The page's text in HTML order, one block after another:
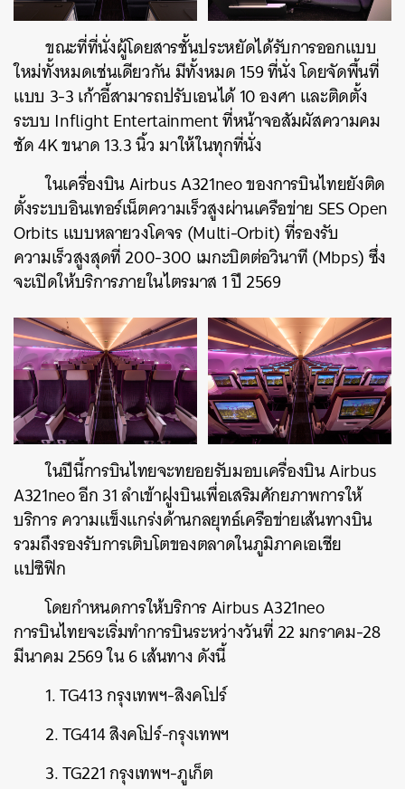
ขณะที่ที่นั่งผู้โดยสารชั้นประหยัดได้รับการออกแบบ
ใหม่ทั้งหมดเช่นเดียวกัน มีทั้งหมด 159 ที่นั่ง โดยจัดพื้นที่
แบบ 3-3 เก้าอี้สามารถปรับเอนได้ 10 องศา และติดตั้ง
ระบบ Inflight Entertainment ที่หน้าจอสัมผัสความคม
ชัด 4K ขนาด 13.3 นิ้ว มาให้ในทุกที่นั่ง
ในเครื่องบิน Airbus A321neo ของการบินไทยยังติด
ตั้งระบบอินเทอร์เน็ตความเร็วสูงผ่านเครือข่าย SES Open
Orbits แบบหลายวงโคจร (Multi-Orbit) ที่รองรับ
ความเร็วสูงสุดที่ 200-300 เมกะบิตต่อวินาที (Mbps) ซึ่ง
จะเปิดให้บริการภายในไตรมาส 1 ปี 2569
ในปีนี้การบินไทยจะทยอยรับมอบเครื่องบิน Airbus
A321neo อีก 31 ลำเข้าฝูงบินเพื่อเสริมศักยภาพการให้
บริการ ความแข็งแกร่งด้านกลยุทธ์เครือข่ายเส้นทางบิน
รวมถึงรองรับการเติบโตของตลาดในภูมิภาคเอเชีย
แปซิฟิก
โดยกำหนดการให้บริการ Airbus A321neo
การบินไทยจะเริ่มทำการบินระหว่างวันที่ 22 มกราคม-28
มีนาคม 2569 ใน 6 เส้นทาง ดังนี้
1. TG413 กรุงเทพฯ-สิงคโปร์
2. TG414 สิงคโปร์-กรุงเทพฯ
3. TG221 กรุงเทพฯ-ภูเก็ต
SHARE TWEET LINE EMAIL